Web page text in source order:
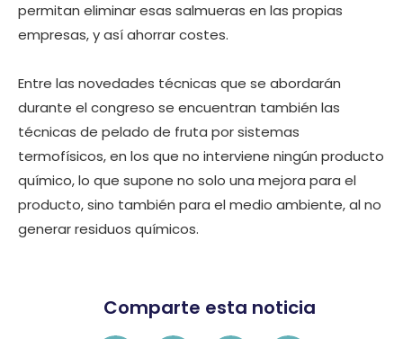
permitan eliminar esas salmueras en las propias
empresas, y así ahorrar costes.
Entre las novedades técnicas que se abordarán
durante el congreso se encuentran también las
técnicas de pelado de fruta por sistemas
termofísicos, en los que no interviene ningún producto
químico, lo que supone no solo una mejora para el
producto, sino también para el medio ambiente, al no
generar residuos químicos.
Comparte esta noticia